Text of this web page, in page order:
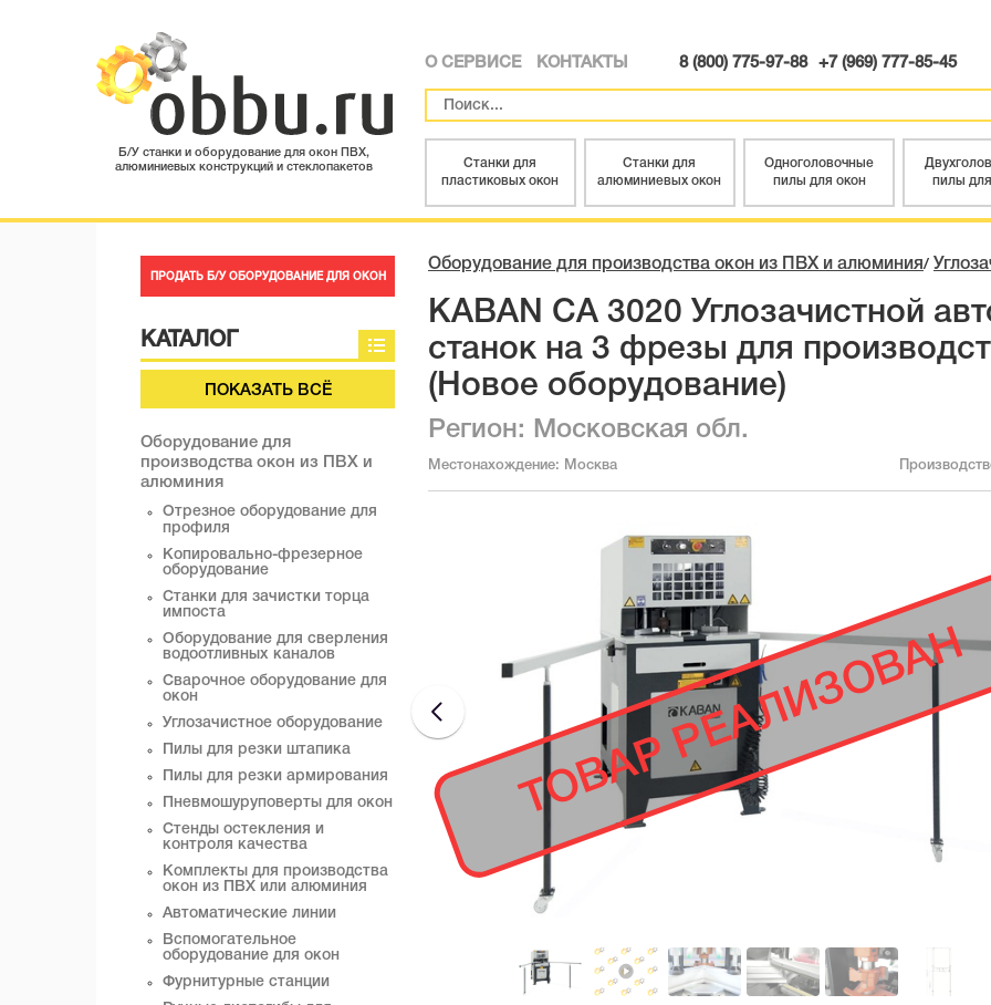
Б/У станки и оборудование для окон ПВХ,
алюминиевых конструкций и стеклопакетов
О СЕРВИСЕ КОНТАКТЫ 8 (800) 775-97-88 +7 (969) 777-85-45
Станки для
пластиковых окон
Станки для
алюминиевых окон
Одноголовочные
пилы для окон
пилы
ПРОДАТЬ Б/У ОБОРУДОВАНИЕ ДЛЯ ОКОН
КАТАЛОГ
ПОКАЗАТЬ ВСЁ
Оборудование для
производства окон из ПВХ и
алюминия
Отрезное оборудование для
профиля
Копировально-фрезерное
оборудование
Станки для зачистки торца
импоста
Оборудование для сверления
водоотливных каналов
Сварочное оборудование для
окон
Углозачистное оборудование
Пилы для резки штапика
Пилы для резки армирования
Пневмошуруповерты для окон
Стенды остекления и
контроля качества
Комплекты для производства
окон из ПВХ или алюминия
Автоматические линии
Вспомогательное
оборудование для окон
Фурнитурные станции
Оборудование для производства окон из ПВХ и алюминия /
KABAN CA 3020 Углозачистной
станок на 3 фрезы для
(Новое оборудование)
Регион: Московская обл.
Местонахождение: Москва
ТОВАР РЕАЛИЗОВАН